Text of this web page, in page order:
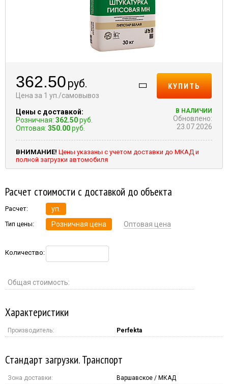
362.50 руб.
Цена за 1 уп./самовывоз
Цены с доставкой:
Розничная: 362.50руб.
Оптовая: 350.00руб.
КУПИТЬ
В НАЛИЧИИ
Обновлено:
23.07.2026
ВНИМАНИЕ! Цены указаны с учетом доставки до МКАД и
полной загрузки автомобиля
Расчет стоимости с доставкой до объекта
Расчет: уп.
Тип цены: Розничная цена Оптовая цена
Количество:
Общая стоимость:
Характеристики
Производитель: Perfekta
Стандарт загрузки. Транспорт
Зона доставки: Варшавское / МКАД